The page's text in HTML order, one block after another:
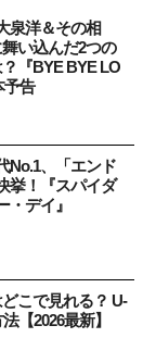
泉洋＆その相
い込んだ2つの
『BYE BYE LO
予告
No.1、「エンド
挙！『スパイダ
・デイ』
こで見れる？ U-
【2026最新】